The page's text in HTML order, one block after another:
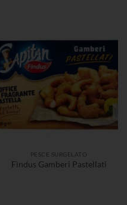
PESCE SURGELATO
Findus Gamberi Pastellati